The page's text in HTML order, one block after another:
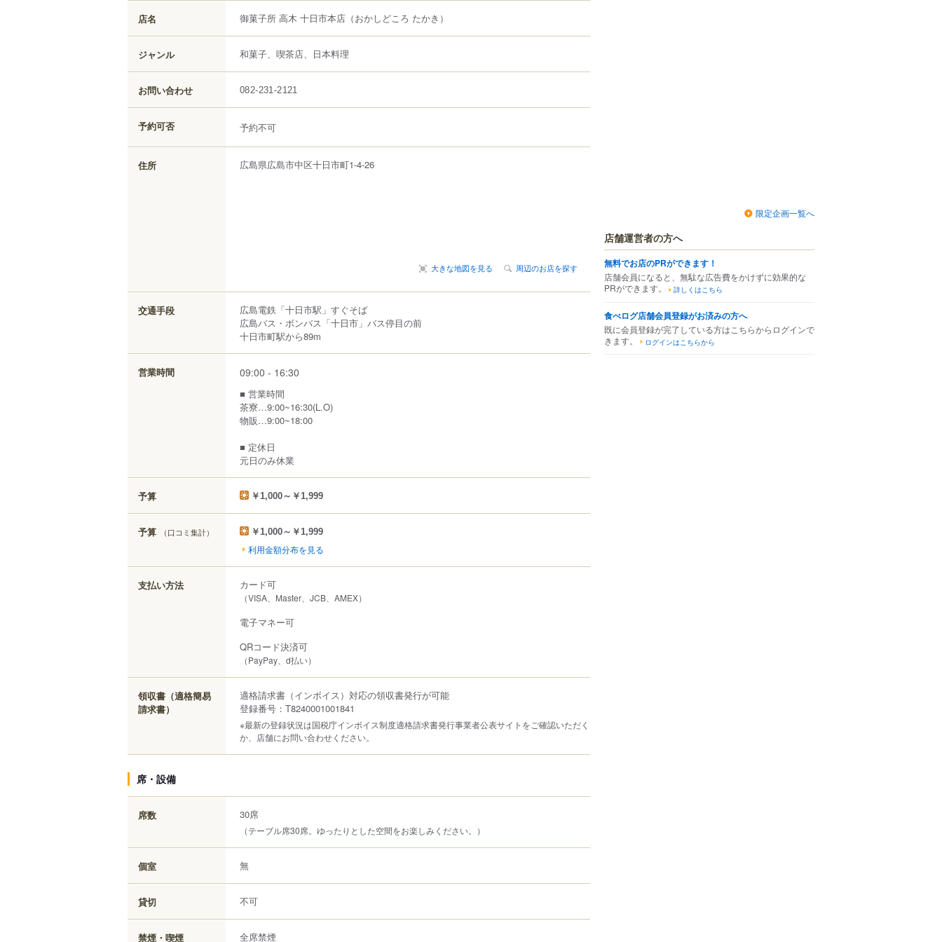
店名 御菓子所 高木 十日市本店 （おかしどころ たかき）
ジャンル 和菓子、喫茶店、日本料理
お問い合わせ 082-231-2121
予約可否 予約不可
住所 広島県広島市中区十日市町1-4-26
大きな地図を見る 周辺のお店を探す
交通手段
広島電鉄「十日市駅」すぐそば
広島バス・ボンバス「十日市」バス停目の前
十日市町駅から89m
営業時間 09:00 - 16:30
■ 営業時間
茶寮…9:00~16:30(L.O)
物販…9:00~18:00
■ 定休日
元日のみ休業
予算 ￥1,000～￥1,999
予算 （口コミ集計） ￥1,000～￥1,999
利用金額分布を見る
支払い方法 カード可
（VISA、Master、JCB、AMEX）
電子マネー可
QRコード決済可
（PayPay、d払い）
領収書（適格簡易
請求書）
適格請求書（インボイス）対応の領収書発行が可能
登録番号：T8240001001841
※最新の登録状況は国税庁インボイス制度適格請求書発行事業者公表サイトをご確認いただく
か、店舗にお問い合わせください。
席・設備
席数 30席
（テーブル席30席。ゆったりとした空間をお楽しみください。）
個室 無
貸切 不可
禁煙・喫煙 全席禁煙
限定企画一覧へ
店舗運営者の方へ
無料でお店のPRができます！
店舗会員になると、無駄な広告費をかけずに効果的な
PRができます。
詳しくはこちら
食べログ店舗会員登録がお済みの方へ
既に会員登録が完了している方はこちらからログインで
きます。
ログインはこちらから